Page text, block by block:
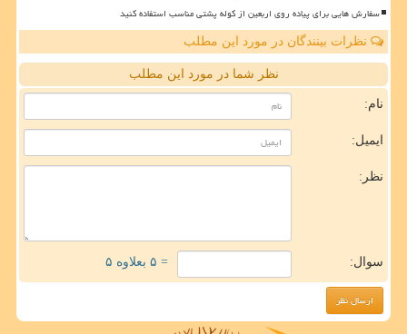
سفارش هایی برای پیاده روی اربعین از کوله پشتی مناسب استفاده کنید
نظرات بینندگان در مورد این مطلب
نظر شما در مورد این مطلب
نام:
ایمیل:
نظر:
سوال: = ۵ بعلاوه ۵